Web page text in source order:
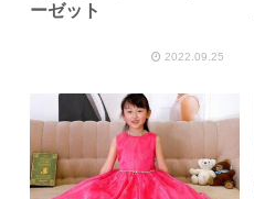
ーゼット
2022.09.25